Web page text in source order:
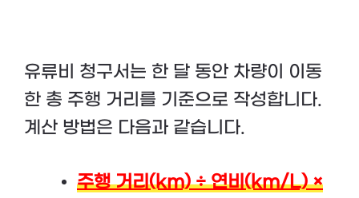
유류비 청구서는 한 달 동안 차량이 이동
한 총 주행 거리를 기준으로 작성합니다.
계산 방법은 다음과 같습니다.
주행 거리(km) ÷ 연비(km/L) ×